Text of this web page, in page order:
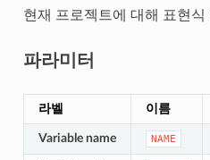
현재 프로젝트에 대해 표현
파라미터
라벨 이름
Variable name NAME